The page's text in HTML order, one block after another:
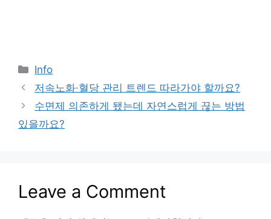
Categories
Info
저속노화·혈당 관리 트렌드 따라가야 할까요?
수면제 의존하게 됐는데 자연스럽게 끊는 방법
있을까요?
Leave a Comment